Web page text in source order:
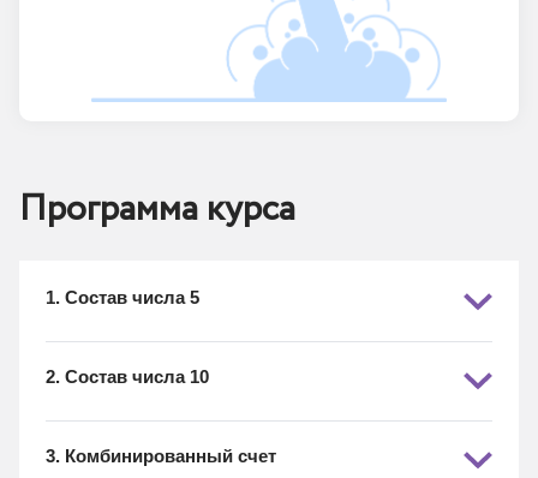
Программа курса
1. Состав числа 5
2. Состав числа 10
3. Комбинированный счет